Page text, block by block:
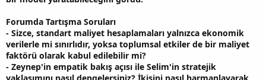
Forumda Tartışma Soruları
- Sizce, standart maliyet hesaplamaları yalnızca ekonomik
verilerle mi sınırlıdır, yoksa toplumsal etkiler de bir maliyet
faktörü olarak kabul edilebilir mi?
- Zeynep'in empatik bakış açısı ile Selim'in stratejik